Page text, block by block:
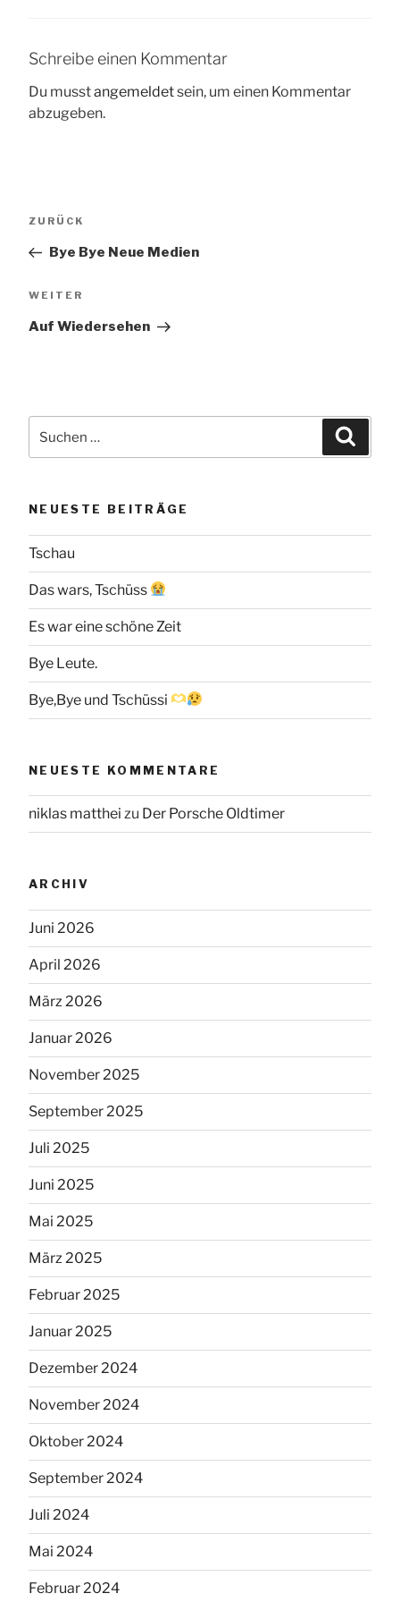
Schreibe einen Kommentar
Du musstangemeldetsein, um einen Kommentar
abzugeben.
Vorheriger
ZURÜCK
Bye Bye Neue Medien
Nächster
WEITER
Auf Wiedersehen
nach:
NEUESTE BEITRÄGE
Tschau
Das wars, Tschüss
Es war eine schöne Zeit
Bye Leute.
Bye,Bye und Tschüssi
NEUESTE KOMMENTARE
niklas matthei zu Der Porsche Oldtimer
ARCHIV
Juni 2026
April 2026
März 2026
Januar 2026
November 2025
September 2025
Juli 2025
Juni 2025
Mai 2025
März 2025
Februar 2025
Januar 2025
Dezember 2024
November 2024
Oktober 2024
September 2024
Juli 2024
Mai 2024
Februar 2024